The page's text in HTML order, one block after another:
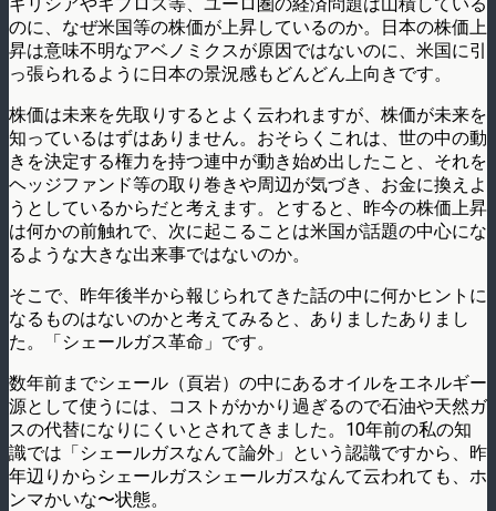
のに、なぜ米国等の株価が上昇しているのか。日本の株価上
昇は意味不明なアベノミクスが原因ではないのに、米国に引
っ張られるように日本の景況感もどんどん上向きです。
株価は未来を先取りするとよく云われますが、株価が未来を
知っているはずはありません。おそらくこれは、世の中の動
きを決定する権力を持つ連中が動き始め出したこと、それを
ヘッジファンド等の取り巻きや周辺が気づき、お金に換えよ
うとしているからだと考えます。とすると、昨今の株価上昇
は何かの前触れで、次に起こることは米国が話題の中心にな
るような大きな出来事ではないのか。
そこで、昨年後半から報じられてきた話の中に何かヒントに
なるものはないのかと考えてみると、ありましたありまし
た。「シェールガス革命」です。
数年前までシェール（頁岩）の中にあるオイルをエネルギー
源として使うには、コストがかかり過ぎるので石油や天然ガ
スの代替になりにくいとされてきました。10年前の私の知
識では「シェールガスなんて論外」という認識ですから、昨
年辺りからシェールガスシェールガスなんて云われても、ホ
ンマかいな〜状態。